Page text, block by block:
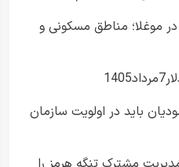
موغلا؛ مناطق مسکونی و
باید در اولویت سازمان